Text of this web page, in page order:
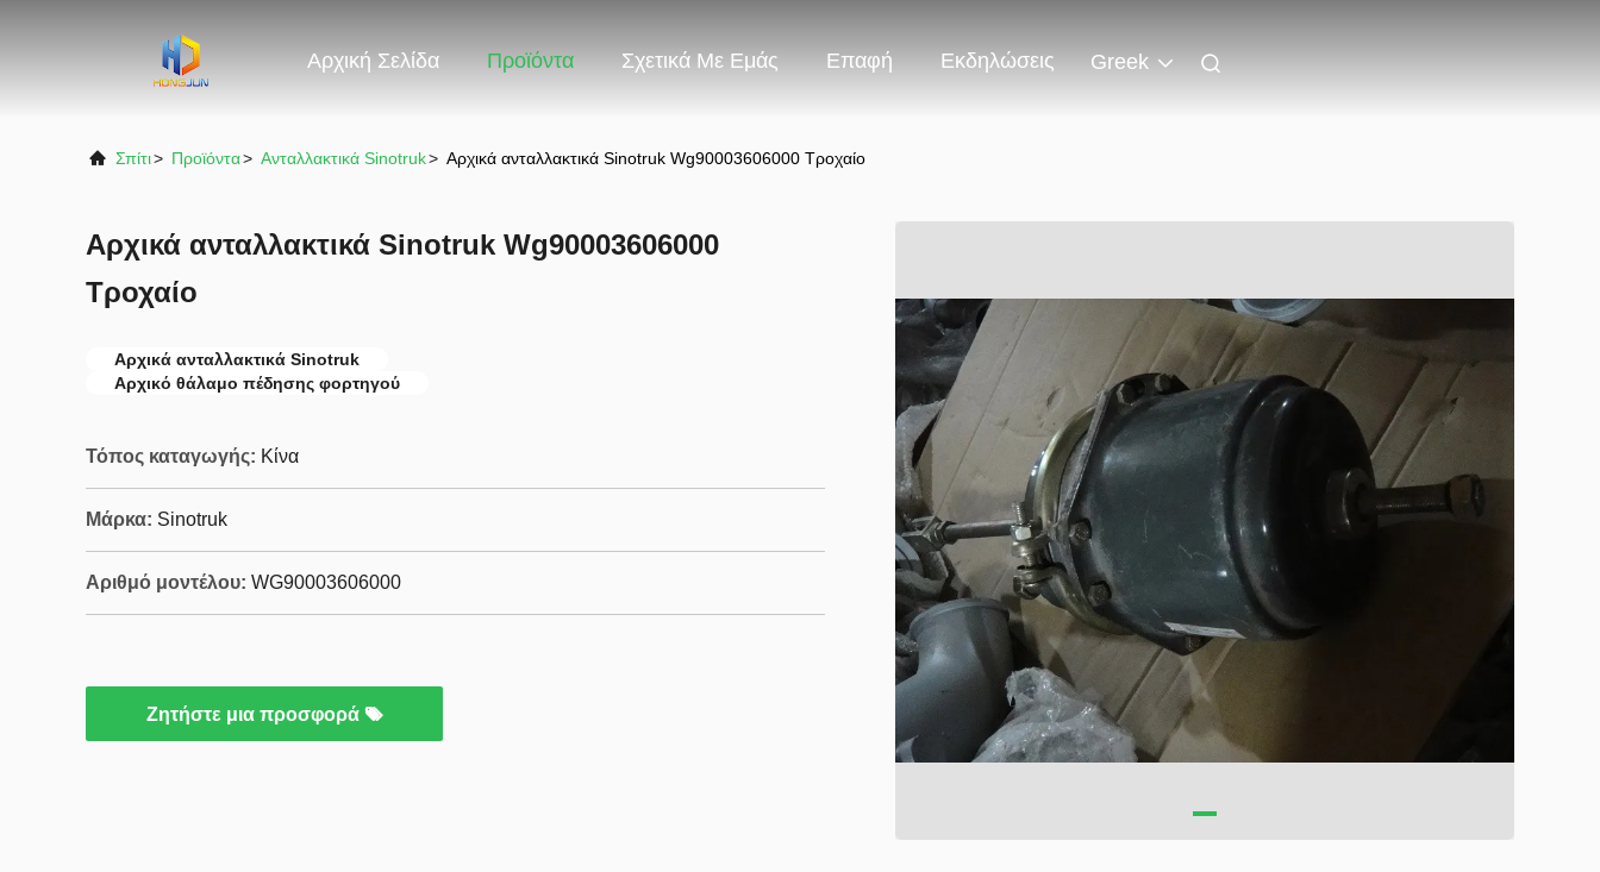
Αρχική Σελίδα Προϊόντα Σχετικά Με Εμάς Επαφή Εκδηλώσεις Greek
Σπίτι> Προϊόντα> Ανταλλακτικά Sinotruk> Αρχικά ανταλλακτικά Sinotruk Wg90003606000 Τροχαίο
Αρχικά ανταλλακτικά Sinotruk Wg90003606000
Τροχαίο
Αρχικά ανταλλακτικά Sinotruk
Αρχικό θάλαμο πέδησης φορτηγού
Τόπος καταγωγής: Κίνα
Μάρκα: Sinotruk
Αριθμό μοντέλου: WG90003606000
Ζητήστε μια προσφορά